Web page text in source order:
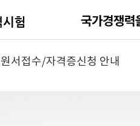
원서접수/자격증신청 안내